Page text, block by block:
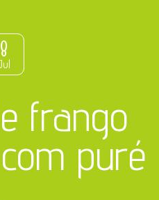
8
frango
puré